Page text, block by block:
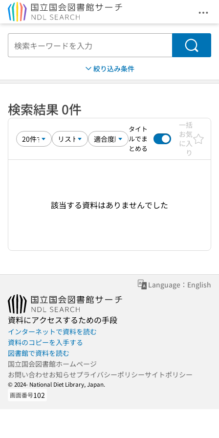
メ
検索
絞り込み条件
検索結果 0件
タイト
ルでま
とめる
一括
お気
に入
り
該当する資料はありませんでした
Language：English
資料にアクセスするための手段
インターネットで資料を読む
資料のコピーを入手する
図書館で資料を読む
国立国会図書館ホームページ
お問い合わせお知らせプライバシーポリシーサイトポリシー
© 2024- National Diet Library, Japan.
画面番号102